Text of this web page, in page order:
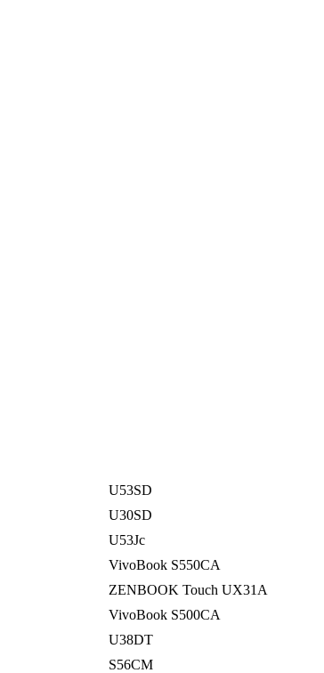
U53SD
U30SD
U53Jc
VivoBook S550CA
ZENBOOK Touch UX31A
VivoBook S500CA
U38DT
S56CM